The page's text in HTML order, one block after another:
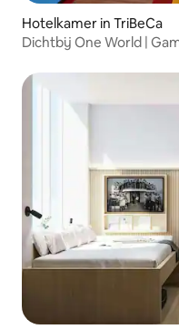
Hotelkamer in TriBeCa
Dichtbij One World |